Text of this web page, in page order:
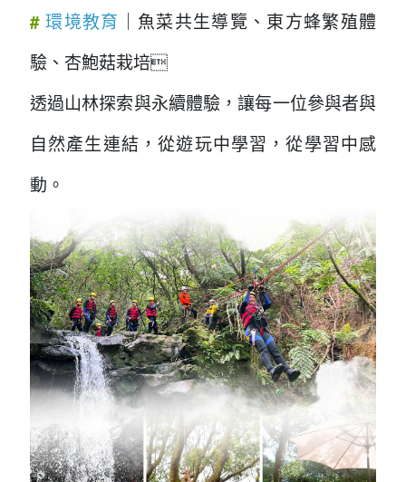
#環境教育 ｜魚菜共生導覽、東方蜂繁殖體
驗、杏鮑菇栽培
透過山林探索與永續體驗，讓每一位參與者與
自然產生連結，從遊玩中學習，從學習中感
動。